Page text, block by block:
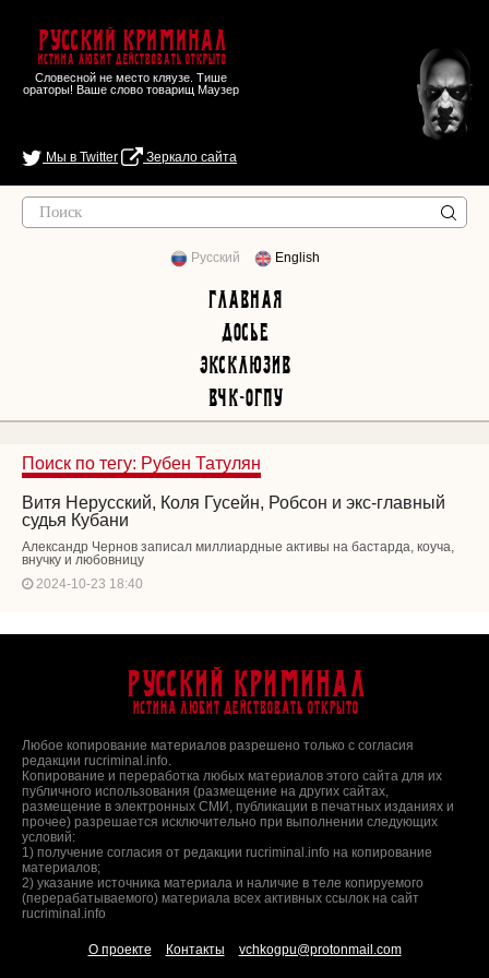
Русский Криминал
Истина любит действовать открыто
Словесной не место кляузе. Тише
ораторы! Ваше слово товарищ Маузер
Мы в Twitter Зеркало сайта
Русский English
Главная
Досье
Эксклюзив
ВЧК-ОГПУ
Поиск по тегу: Рубен Татулян
Витя Нерусский, Коля Гусейн, Робсон и экс-главный
судья Кубани
Александр Чернов записал миллиардные активы на бастарда, коуча,
внучку и любовницу
2024-10-23 18:40
Русский Криминал
Истина любит действовать открыто
Любое копирование материалов разрешено только с согласия
редакции rucriminal.info.
Копирование и переработка любых материалов этого сайта для их
публичного использования (размещение на других сайтах,
размещение в электронных СМИ, публикации в печатных изданиях и
прочее) разрешается исключительно при выполнении следующих
условий:
1) получение согласия от редакции rucriminal.info на копирование
материалов;
2) указание источника материала и наличие в теле копируемого
(перерабатываемого) материала всех активных ссылок на сайт
rucriminal.info
О проекте Контакты vchkogpu@protonmail.com